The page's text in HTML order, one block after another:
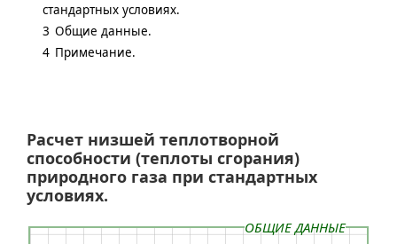
стандартных условиях.
3 Общие данные.
4 Примечание.
Расчет низшей теплотворной
способности (теплоты сгорания)
природного газа при стандартных
условиях.
ОБЩИЕ ДАННЫЕ